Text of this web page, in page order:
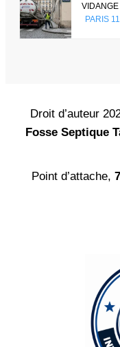
PARIS 11
Droit d’auteur
Fosse Septique
Point d’attache,